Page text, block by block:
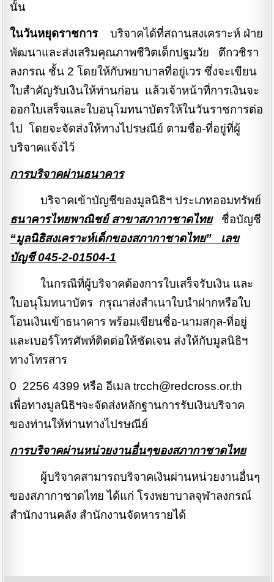
นั้น
ในวันหยุดราชการบริจาคได้ที่สถานสงเคราะห์ ฝ่าย
พัฒนาและส่งเสริมคุณภาพชีวิตเด็กปฐมวัย ตึกวชิรา
ลงกรณ ชั้น 2 โดยให้กับพยาบาลที่อยู่เวร ซึ่งจะเขียน
ใบสำคัญรับเงินให้ท่านก่อน แล้วเจ้าหน้าที่การเงินจะ
ออกใบเสร็จและใบอนุโมทนาบัตรให้ในวันราชการต่อ
ไป โดยจะจัดส่งให้ทางไปรษณีย์ ตามชื่อ-ที่อยู่ที่ผู้
บริจาคแจ้งไว้
การบริจาคผ่านธนาคาร
บริจาคเข้าบัญชีของมูลนิธิฯ ประเภทออมทรัพย์
ธนาคารไทยพาณิชย์ สาขาสภากาชาดไทยชื่อบัญชี
“มูลนิธิสงเคราะห์เด็กของสภากาชาดไทย” เลข
บัญชี045-2-01504-1
ในกรณีที่ผู้บริจาคต้องการใบเสร็จรับเงิน และ
ใบอนุโมทนาบัตร กรุณาส่งสำเนาใบนำฝากหรือใบ
โอนเงินเข้าธนาคาร พร้อมเขียนชื่อ-นามสกุล-ที่อยู่
และเบอร์โทรศัพท์ติดต่อให้ชัดเจน ส่งให้กับมูลนิธิฯ
ทางโทรสาร
0 2256 4399 หรือ อีเมลtrcch@redcross.or.th
เพื่อทางมูลนิธิฯจะจัดส่งหลักฐานการรับเงินบริจาค
ของท่านให้ท่านทางไปรษณีย์
การบริจาคผ่านหน่วยงานอื่นๆของสภากาชาดไทย
ผู้บริจาคสามารถบริจาคเงินผ่านหน่วยงานอื่นๆ
ของสภากาชาดไทย ได้แก่ โรงพยาบาลจุฬาลงกรณ์
สำนักงานคลัง สำนักงานจัดหารายได้